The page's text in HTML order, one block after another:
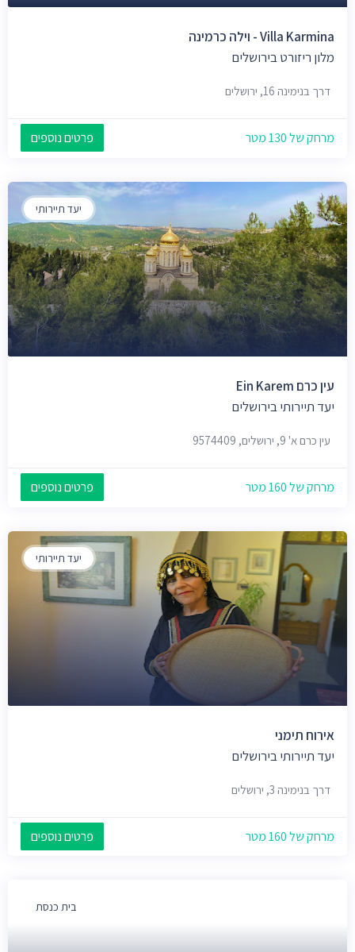
Villa Karmina - וילה כרמינה
מלון ריזורט בירושלים
דרך בנימינה 16, ירושלים
מרחק של 130 מטר פרטים נוספים
יעד תיירותי
עין כרם Ein Karem
יעד תיירותי בירושלים
עין כרם א' 9, ירושלים, 9574409
מרחק של 160 מטר פרטים נוספים
יעד תיירותי
אירוח תימני
יעד תיירותי בירושלים
דרך בנימינה 3, ירושלים
מרחק של 160 מטר פרטים נוספים
בית כנסת